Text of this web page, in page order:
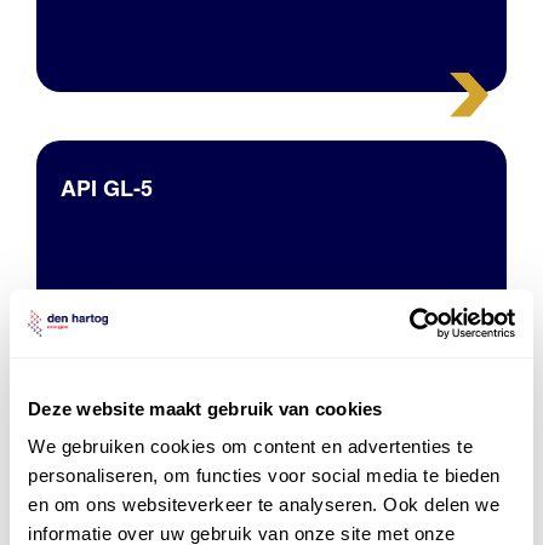
Deze website maakt gebruik van cookies
We gebruiken cookies om content en advertenties te
personaliseren, om functies voor social media te bieden
en om ons websiteverkeer te analyseren. Ook delen we
informatie over uw gebruik van onze site met onze
API GL-5